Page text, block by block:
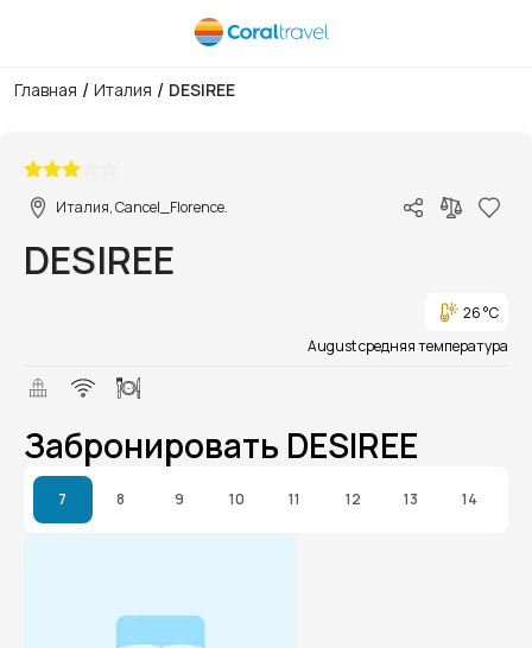
Главная / Италия / DESIREE
Италия, Cancel_Florence.
DESIREE
26 °C
August средняя температура
Забронировать DESIREE
7 8 9 10 11 12 13 14